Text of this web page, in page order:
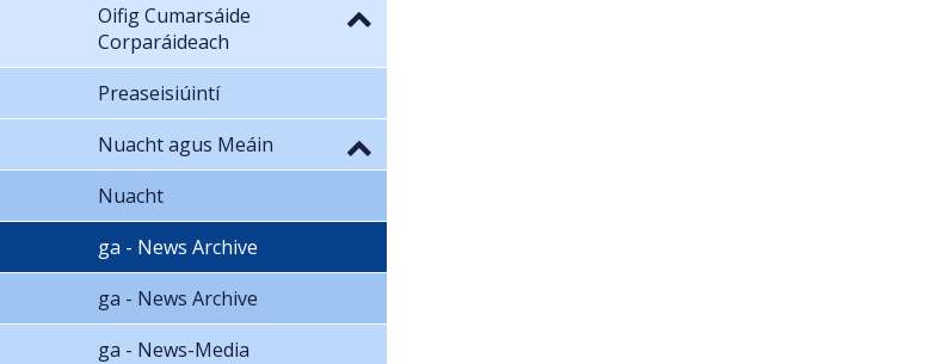
Oifig Cumarsáide
Corparáideach
Preaseisiúintí
Nuacht agus Meáin
Nuacht
ga - News Archive
ga - News Archive
ga - News-Media